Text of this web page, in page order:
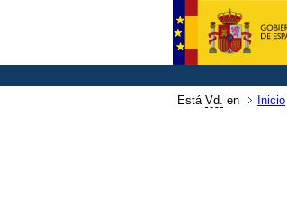
Está Vd. en Inicio